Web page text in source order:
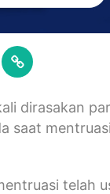
dirasakan
saat
telah